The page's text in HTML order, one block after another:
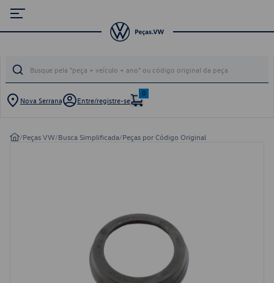
Nova Serrana Entre/registre-se
0
/Peças VW/Busca Simplificada/Peças por Código Original